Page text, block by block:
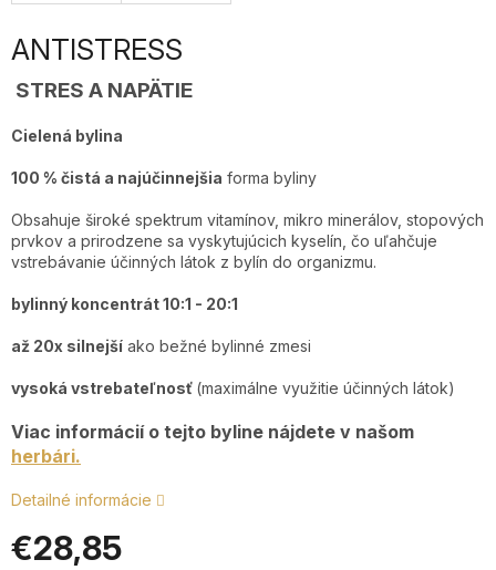
ANTISTRESS
STRES A NAPÄTIE
Cielená bylina
100 % čistá a najúčinnejšia forma byliny
Obsahuje široké spektrum vitamínov, mikro minerálov, stopových
prvkov a prirodzene sa vyskytujúcich kyselín, čo uľahčuje
vstrebávanie účinných látok z bylín do organizmu.
bylinný koncentrát 10:1 - 20:1
až 20x silnejší ako bežné bylinné zmesi
vysoká vstrebateľnosť (maximálne využitie účinných látok)
Viac informácií o tejto byline nájdete v našom
herbári.
Detailné informácie
€28,85